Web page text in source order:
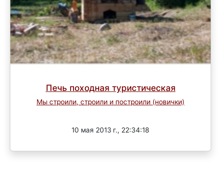
Печь походная туристическая
Мы строили, строили и построили (новички)
10 мая 2013 г., 22:34:18